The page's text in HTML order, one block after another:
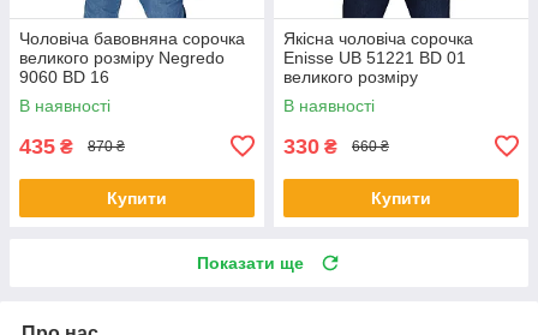
Чоловіча бавовняна сорочка
великого розміру Negredo
9060 BD 16
В наявності
435 ₴ 870 ₴
Купити
Якісна чоловіча сорочка
Еnisse UB 51221 BD 01
великого розміру
В наявності
330 ₴ 660 ₴
Купити
Показати ще